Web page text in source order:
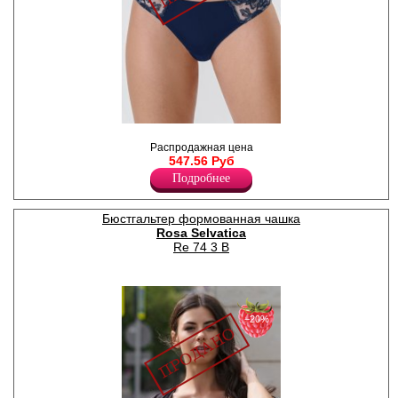
полиамидные, дымчатая
невесомая сеточка с
цветочной вышивкой на
боковой части трусиков.
Полиамид 86%
Спандекс 14%
Распродажная цена
547.56 Руб
Подробнее
Бюстгальтер формованная чашка
Rosa Selvatica
Re 74 3 B
−20%